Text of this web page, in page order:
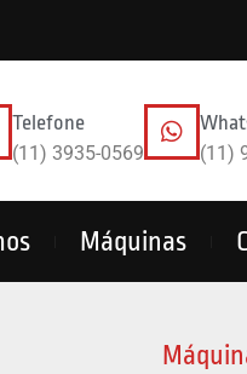
Telefone
(11) 3935-0569
(11)
Máquinas